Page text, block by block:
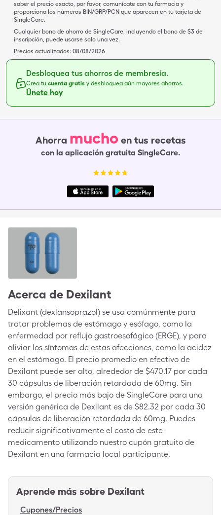
saber el precio exacto, por favor, comunícate con tu farmacia y
proporciona los números BIN/GRP/PCN que aparecen en tu tarjeta de
SingleCare.
Cualquier bono de ahorro de SingleCare, incluyendo el bono de $3 de
inscripción, puede usarse solo una vez.
Precios actualizados: 08/08/2026
Desbloquea tus ahorros de membresía.
Crea tu cuenta gratis y desbloquea aún mayores ahorros.
Únete hoy
Ahorra mucho en tus recetas
con la aplicación gratuita SingleCare.
Acerca de Dexilant
Delixant (dexlansoprazol) se usa comúnmente para
tratar problemas de estómago y esófago, como la
enfermedad por reflujo gastroesofágico (ERGE), y para
aliviar los síntomas de estas afecciones, como la acidez
en el estómago. El precio promedio en efectivo de
Dexilant puede ser alto, alrededor de $470.17 por cada
30 cápsulas de liberación retardada de 60mg. Sin
embargo, el precio más bajo de SingleCare para una
versión genérica de Dexilant es de $82.32 por cada 30
cápsulas de liberación retardada de 60mg. Puedes
reducir significativamente el costo de este
medicamento utilizando nuestro cupón gratuito de
Dexilant en una farmacia local participante.
Aprende más sobre Dexilant
Cupones/Precios